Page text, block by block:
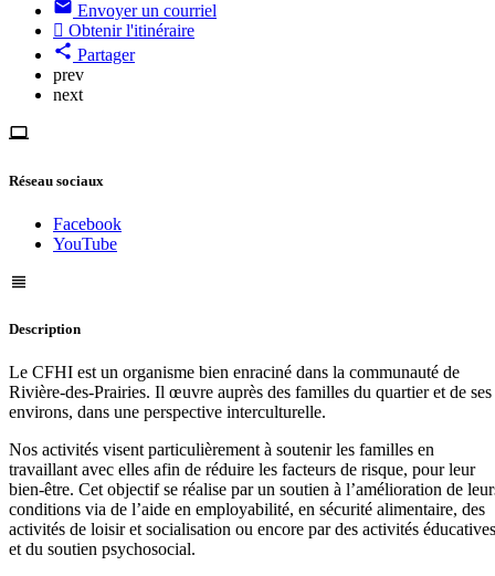
Envoyer un courriel
Obtenir l'itinéraire
Partager
prev
next
Réseau sociaux
Facebook
YouTube
Description
Le CFHI est un organisme bien enraciné dans la communauté de
Rivière-des-Prairies. Il œuvre auprès des familles du quartier et de ses
environs, dans une perspective interculturelle.
Nos activités visent particulièrement à soutenir les familles en
travaillant avec elles afin de réduire les facteurs de risque, pour leur
bien-être. Cet objectif se réalise par un soutien à l’amélioration de
conditions via de l’aide en employabilité, en sécurité alimentaire, des
activités de loisir et socialisation ou encore par des activités éducatives
et du soutien psychosocial.